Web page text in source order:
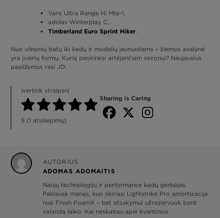
Vans Ultra Range Hi Mte-1,
adidas Winterplay C,
Timberland Euro Sprint Hiker.
Nuo vilnonių batų iki kedų ir modelių jaunuoliams – žiemos avalynė
yra įvairių formų. Kurią pasirinksi artėjančiam sezonui? Naujausius
pasiūlymus rasi JD.
Įvertink straipsnį
5 (1 atsiliepimų)
Sharing is Caring
AUTORIUS
ADOMAS ADOMAITIS
Naujų technologijų ir performance kedų gerbėjas.
Paklausk manęs, kuo skiriasi Lightstrike Pro amortizacija
nuo Fresh FoamX – bet atsakymui užrezervuok bent
valandą laiko. Kai neskaitau apie kvantinius